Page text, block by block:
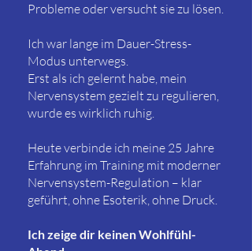
Probleme oder versucht sie zu lösen.
Ich war lange im Dauer-Stress-
Modus unterwegs.
Erst als ich gelernt habe, mein
Nervensystem gezielt zu regulieren,
wurde es wirklich ruhig.
Heute verbinde ich meine 25 Jahre
Erfahrung im Training mit moderner
Nervensystem-Regulation – klar
geführt, ohne Esoterik, ohne Druck.
Ich zeige dir keinen Wohlfühl-